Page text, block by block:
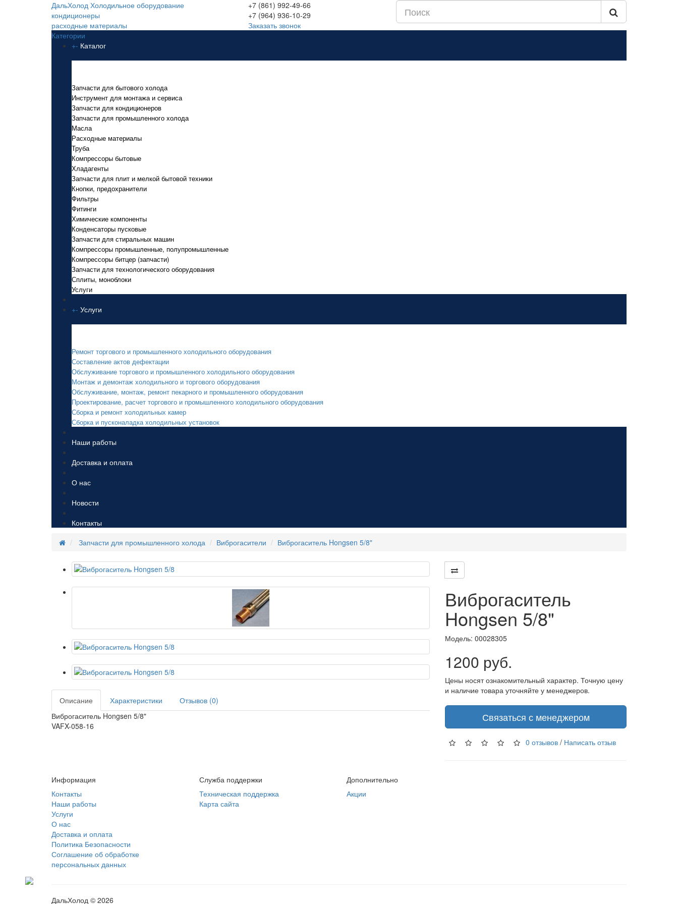
ДальХолод Холодильное оборудование
кондиционеры
расходные материалы
+7 (861) 992-49-66
+7 (964) 936-10-29
Заказать звонок
Категории
+- Каталог
Запчасти для бытового холода
Инструмент для монтажа и сервиса
Запчасти для кондиционеров
Запчасти для промышленного холода
Масла
Расходные материалы
Труба
Компрессоры бытовые
Хладагенты
Запчасти для плит и мелкой бытовой техники
Кнопки, предохранители
Фильтры
Фитинги
Химические компоненты
Конденсаторы пусковые
Запчасти для стиральных машин
Компрессоры промышленные, полупромышленные
Компрессоры битцер (запчасти)
Запчасти для технологического оборудования
Сплиты, моноблоки
Услуги
+- Услуги
Ремонт торгового и промышленного холодильного оборудования
Составление актов дефектации
Обслуживание торгового и промышленного холодильного оборудования
Монтаж и демонтаж холодильного и торгового оборудования
Обслуживание, монтаж, ремонт пекарного и промышленного оборудования
Проектирование, расчет торгового и промышленного холодильного оборудования
Сборка и ремонт холодильных камер
Сборка и пусконаладка холодильных установок
Наши работы
Доставка и оплата
О нас
Новости
Контакты
Запчасти для промышленного холода
Виброгасители Виброгаситель Hongsen 5/8"
Описание Характеристики
Отзывов (0)
Виброгаситель Hongsen 5/8"
VAFX-058-16
Виброгаситель
Hongsen 5/8"
Модель: 00028305
1200 руб.
Цены носят ознакомительный характер. Точную цену
и наличие товара уточняйте у менеджеров.
Связаться с менеджером
0 отзывов / Написать отзыв
Информация
Контакты
Наши работы
Услуги
О нас
Доставка и оплата
Политика Безопасности
Соглашение об обработке
персональных данных
Служба поддержки
Техническая поддержка
Карта сайта
Дополнительно
Акции
ДальХолод © 2026